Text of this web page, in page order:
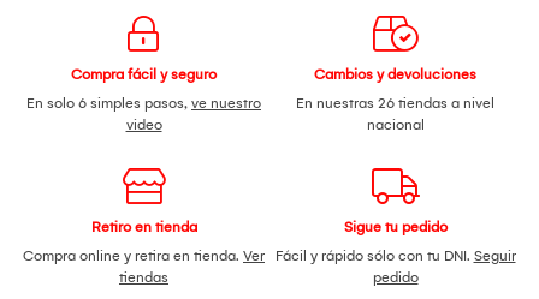
Compra fácil y seguro
En solo 6 simples pasos, ve nuestro
video
Cambios y devoluciones
En nuestras 26 tiendas a nivel
nacional
Retiro en tienda
Compra online y retira en tienda. Ver
tiendas
Sigue tu pedido
Fácil y rápido sólo con tu DNI. Seguir
pedido